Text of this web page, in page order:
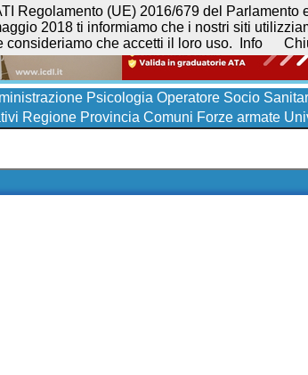
Psicologia Operatore Socio
Regione Provincia Comuni Forze armate
Regolamento (UE) 2016/679 del
2018 ti informiamo che i nostri siti
che accetti il loro uso.
Info